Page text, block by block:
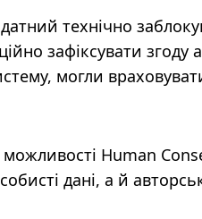
технічно
зафіксувати згоду
могли
Human
дані, а й